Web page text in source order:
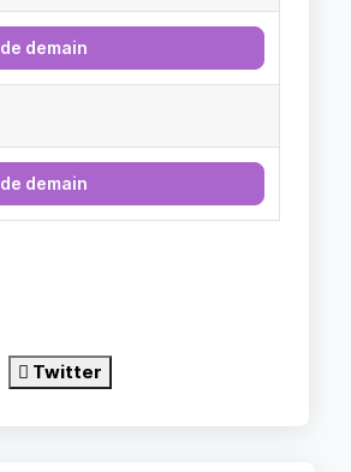
demain
demain
Twitter